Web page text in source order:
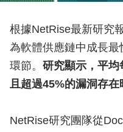
根據NetRise最新研究
為軟體供應鏈中成長
環節。 研究顯示，平均
且超過45%的漏洞存在
NetRise研究團隊從